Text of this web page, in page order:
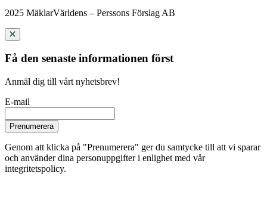
2025 MäklarVärldens – Perssons Förslag AB
Få den senaste informationen först
Anmäl dig till vårt nyhetsbrev!
E-mail
Prenumerera
Genom att klicka på "Prenumerera" ger du samtycke till att vi sparar
och använder dina personuppgifter i enlighet med vår
integritetspolicy.